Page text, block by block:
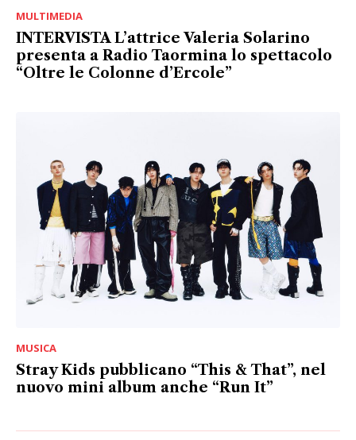
MULTIMEDIA
INTERVISTA L’attrice Valeria Solarino
presenta a Radio Taormina lo spettacolo
“Oltre le Colonne d’Ercole”
MUSICA
Stray Kids pubblicano “This & That”, nel
nuovo mini album anche “Run It”